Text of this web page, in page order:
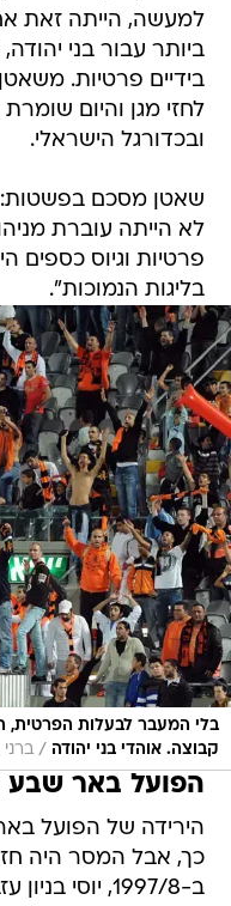
למעשה, הייתה זאת
ביותר עבור בני
בידיים פרטיות.
לחזי מגן והיום
ובכדורגל הישראלי.
שאטן מסכם בפשטות:
לא הייתה עוברת
פרטיות וגיוס כספים
בליגות הנמוכות".
בלי המעבר לבעלות הפרטית,
קבוצה. אוהדי בני יהודה /
הפועל באר שבע 2004/5: זינו, החוצה
הירידה של הפועל
כך, אבל המסר היה
ב-1997/8, יוסי